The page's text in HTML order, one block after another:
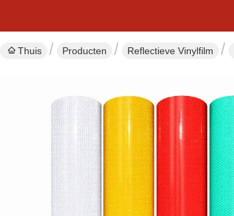
Thuis Producten Reflectieve Vinylfilm